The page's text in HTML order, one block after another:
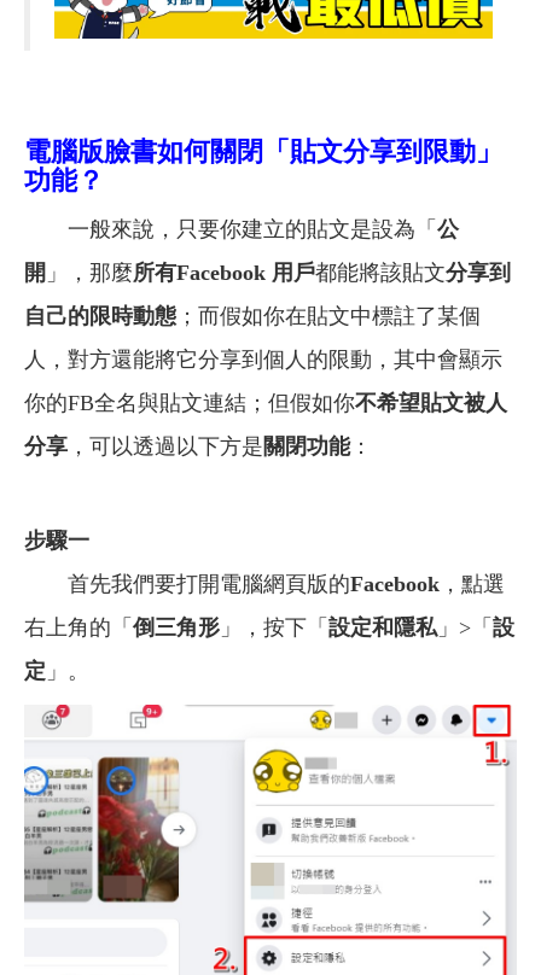
電腦版臉書如何關閉「貼文分享到限動」
功能？
一般來說，只要你建立的貼文是設為「 公
開 」，那麼所有Facebook 用戶都能將該貼文分享到
自己的限時動態 ；而假如你在貼文中標註了某個
人，對方還能將它分享到個人的限動，其中會顯示
你的FB全名與貼文連結；但假如你不希望貼文被人
分享 ，可以透過以下方是關閉功能：
步驟一
首先我們要打開電腦網頁版的Facebook ，點選
右上角的「 倒三角形 」，按下「 設定和隱私 」>「 設
定 」。